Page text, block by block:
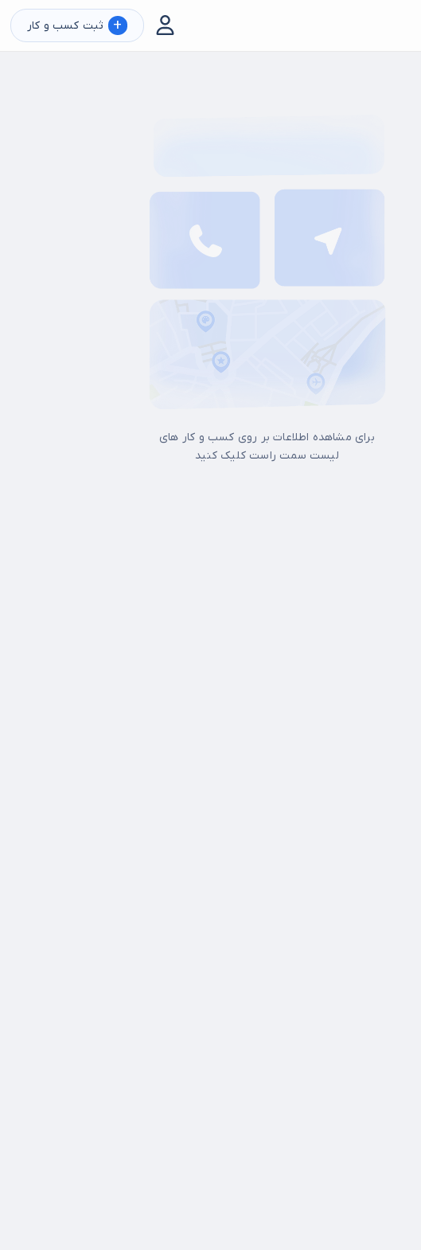
+ ثبت کسب و کار
برای مشاهده اطلاعات بر روی کسب و کار های
لیست سمت راست کلیک کنید